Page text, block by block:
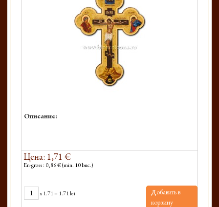
Описание:
Цена: 1,71 €
En-gross : 0,86 € (min. 10 buc.)
x1.71= 1.71 lei
Добавить в
корзину